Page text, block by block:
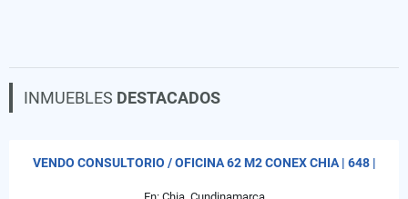
INMUEBLES DESTACADOS
VENDO CONSULTORIO / OFICINA 62 M2 CONEX CHIA | 648 |